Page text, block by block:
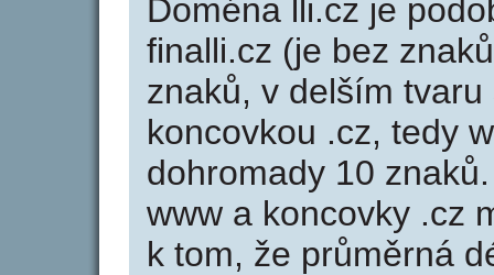
Doména lli.cz je
finalli.cz (je bez
znaků, v delším
koncovkou .cz, tedy
dohromady 10
www a koncovky .cz
k tom, že průměrná